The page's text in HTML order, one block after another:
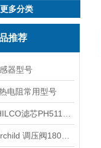
多分类
推荐
器型号
电阻常用型号